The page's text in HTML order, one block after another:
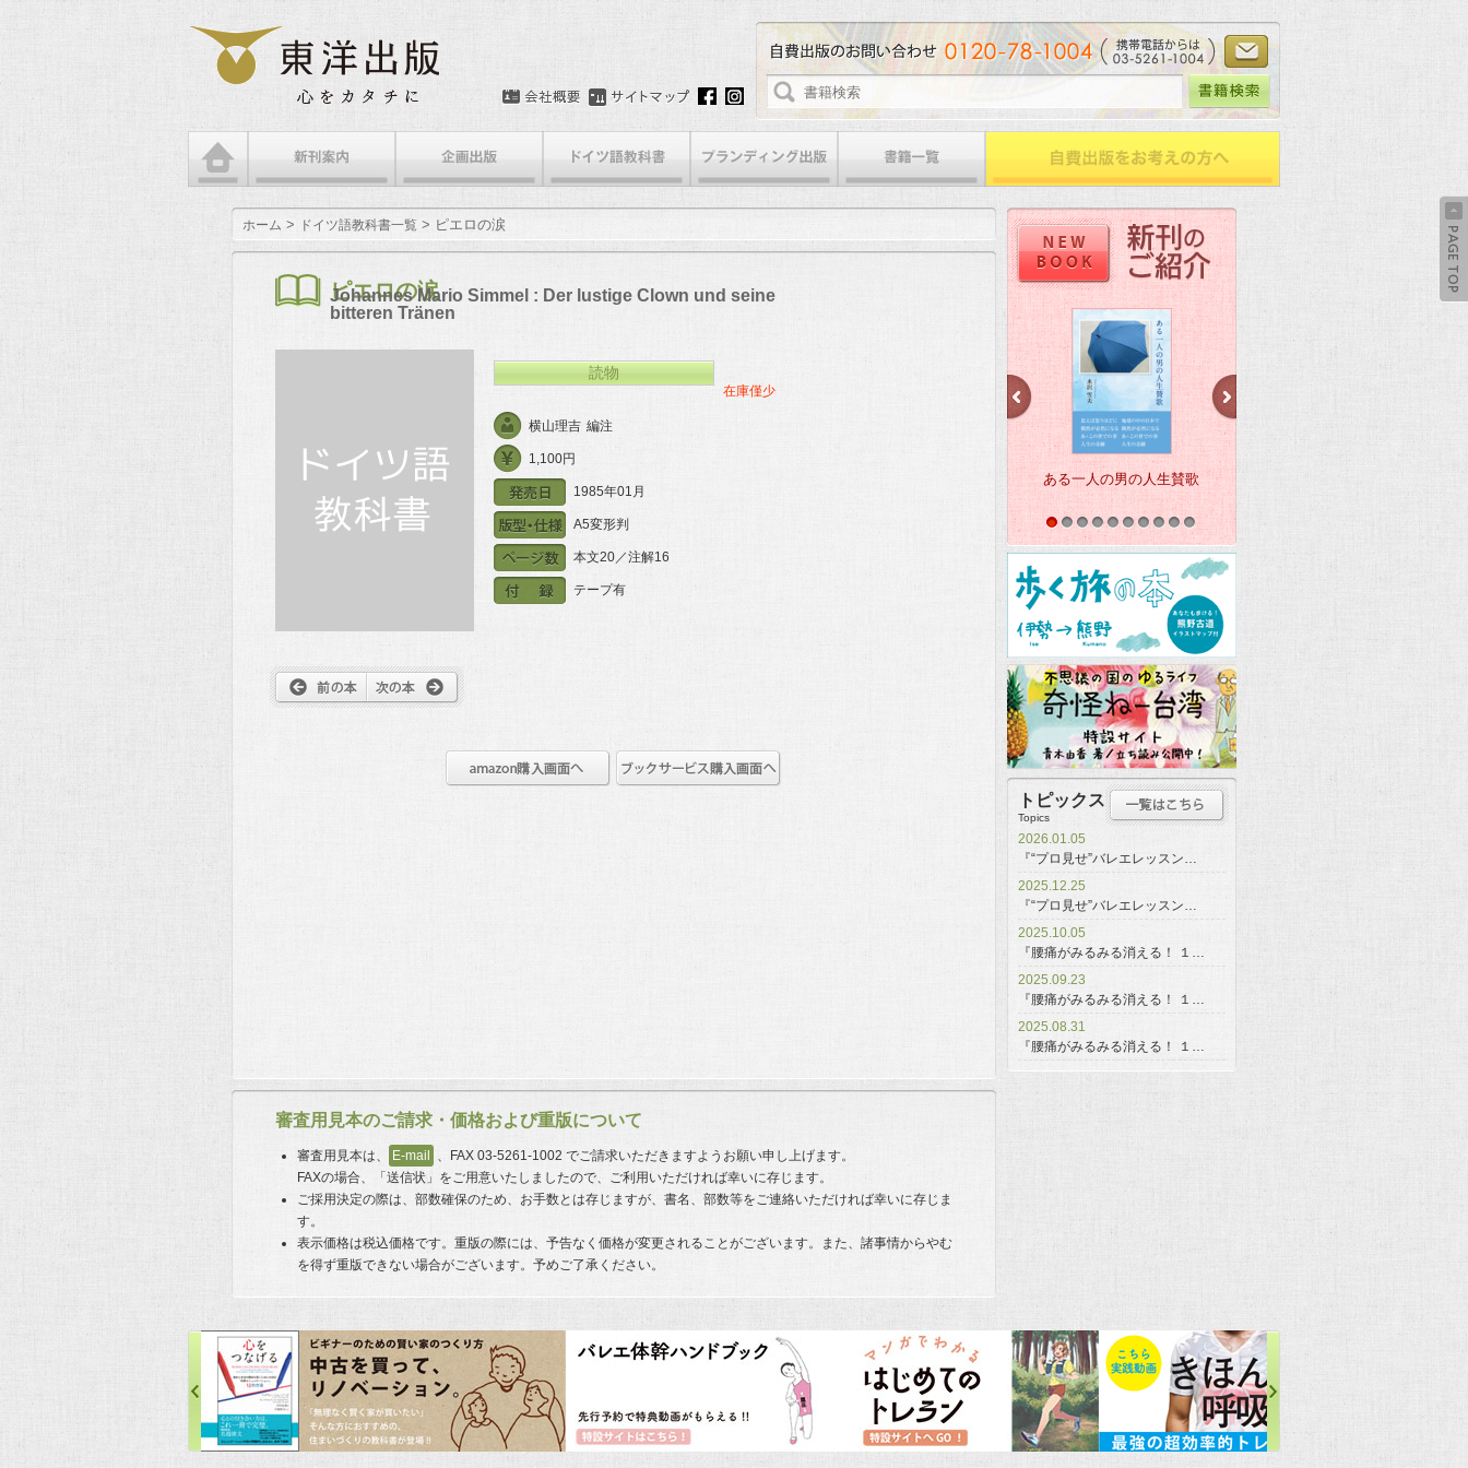
メインメニュー
メインコンテンツへ移動
サブコンテンツへ移動
ホーム > ドイツ語教科書一覧 > ピエロの涙
ピエロの涙
読物
Johannes Mario Simmel : Der lustige Clown und seine
bitteren Tränen
1,100円
横山理吉 編注
1985年01月
A5変形判
本文20／注解16
テープ有
在庫僅少
審査用見本のご請求・価格および重版について
審査用見本は、 E-mail
、FAX 03-5261-1002 でご請求いただきますようお願い申し上げます。
FAXの場合、「送信状」をご用意いたしましたので、ご利用いただければ幸いに存じます。
ご採用決定の際は、部数確保のため、お手数とは存じますが、書名、部数等をご連絡いただければ幸いに存じま
す。
表示価格は税込価格です。重版の際には、予告なく価格が変更されることがございます。また、諸事情からやむ
を得ず重版できない場合がございます。予めご了承ください。
ある一人の男の人生賛歌
1 2 6 7 10
トピックス
Topics
2026.01.05
『“プロ見せ”バレエレッスン…
2025.12.25
『“プロ見せ”バレエレッスン…
2025.10.05
『腰痛がみるみる消える！ １…
2025.09.23
『腰痛がみるみる消える！ １…
2025.08.31
『腰痛がみるみる消える！ １…